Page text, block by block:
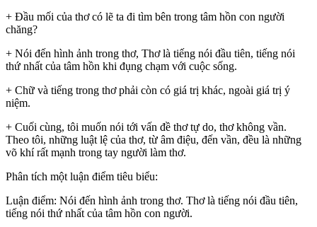
+ Đầu mối của thơ có lẽ ta đi tìm bên trong tâm hồn con người
chăng?
+ Nói đến hình ảnh trong thơ, Thơ là tiếng nói đầu tiên, tiếng nói
thứ nhất của tâm hồn khi đụng chạm với cuộc sống.
+ Chữ và tiếng trong thơ phải còn có giá trị khác, ngoài giá trị ý
niệm.
+ Cuối cùng, tôi muốn nói tới vấn đề thơ tự do, thơ không vần.
Theo tôi, những luật lệ của thơ, từ âm điệu, đến vần, đều là những
võ khí rất mạnh trong tay người làm thơ.
Phân tích một luận điểm tiêu biểu:
Luận điểm: Nói đến hình ảnh trong thơ. Thơ là tiếng nói đầu tiên,
tiếng nói thứ nhất của tâm hồn con người.